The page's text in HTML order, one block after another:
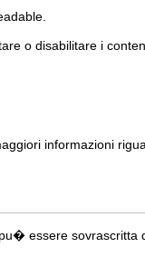
o disabilitare i
informazioni
essere sovrascritta